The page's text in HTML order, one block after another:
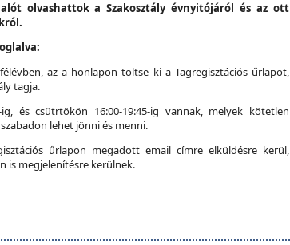
olvashattok a Szakosztály évnyitójáról és az ott
az a honlapon töltse ki a Tagregisztációs űrlapot,
tagja.
és csütrtökön 16:00-19:45-ig vannak, melyek kötetlen
lehet jönni és menni.
űrlapon megadott email címre elküldésre kerül,
is megjelenítésre kerülnek.